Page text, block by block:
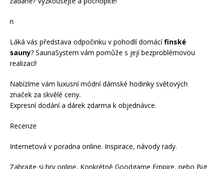
n
Láká vás představa odpočinku v pohodlí domácífinské
sauny? SaunaSystem vám pomůže s její bezproblémovou
realizací!
Nabízíme vám luxusní módnídámské hodinky světových
značek za skvělé ceny.
Expresní dodání a dárek zdarma k objednávce.
Recenze
Internetová v poradna online. Inspirace, návody rady.
Zahrajte si hry online, Konkrétně Goodgame Empire, nebo Big